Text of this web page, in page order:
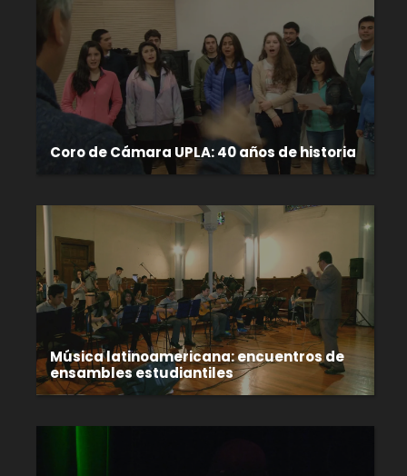
Coro de Cámara UPLA: 40 años de historia
Música latinoamericana: encuentros de
ensambles estudiantiles